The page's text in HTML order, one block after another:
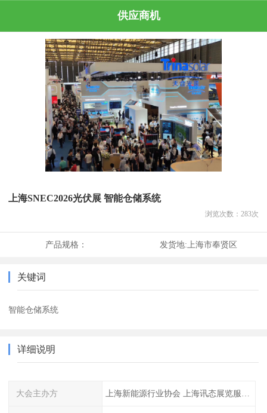
供应商机
上海SNEC2026光伏展 智能仓储系统
浏览次数： 283次
产品规格： 发货地:上海市奉贤区
关键词
智能仓储系统
详细说明
大会主办方